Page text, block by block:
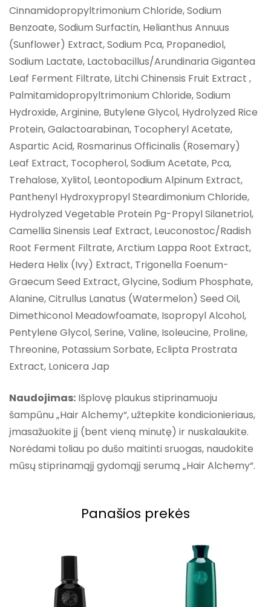
Cinnamidopropyltrimonium Chloride, Sodium
Benzoate, Sodium Surfactin, Helianthus Annuus
(Sunflower) Extract, Sodium Pca, Propanediol,
Sodium Lactate, Lactobacillus/Arundinaria Gigantea
Leaf Ferment Filtrate, Litchi Chinensis Fruit Extract ,
Palmitamidopropyltrimonium Chloride, Sodium
Hydroxide, Arginine, Butylene Glycol, Hydrolyzed Rice
Protein, Galactoarabinan, Tocopheryl Acetate,
Aspartic Acid, Rosmarinus Officinalis (Rosemary)
Leaf Extract, Tocopherol, Sodium Acetate, Pca,
Trehalose, Xylitol, Leontopodium Alpinum Extract,
Panthenyl Hydroxypropyl Steardimonium Chloride,
Hydrolyzed Vegetable Protein Pg-Propyl Silanetriol,
Camellia Sinensis Leaf Extract, Leuconostoc/Radish
Root Ferment Filtrate, Arctium Lappa Root Extract,
Hedera Helix (Ivy) Extract, Trigonella Foenum-
Graecum Seed Extract, Glycine, Sodium Phosphate,
Alanine, Citrullus Lanatus (Watermelon) Seed Oil,
Dimethiconol Meadowfoamate, Isopropyl Alcohol,
Pentylene Glycol, Serine, Valine, Isoleucine, Proline,
Threonine, Potassium Sorbate, Eclipta Prostrata
Extract, Lonicera Jap
Naudojimas: Išplovę plaukus stiprinamuoju
šampūnu „Hair Alchemy“, užtepkite kondicionieriaus,
įmasažuokite jį (bent vieną minutę) ir nuskalaukite.
Norėdami toliau po dušo maitinti sruogas, naudokite
mūsų stiprinamąjį gydomąjį serumą „Hair Alchemy“.
Panašios prekės